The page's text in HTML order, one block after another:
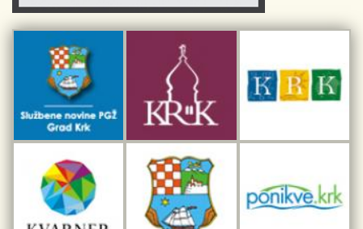
Kulturno-turistička ruta Putovima Frankopana
Dar iz Krka
Interpretacijski centar pomorske baštine